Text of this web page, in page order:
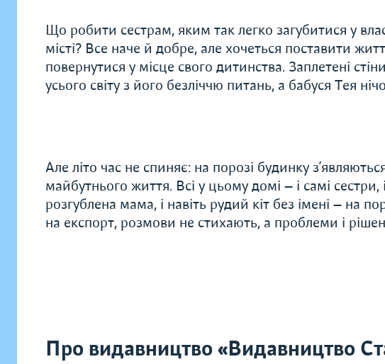
Що робити сестрам, яким так легко загубитися у
місті? Все наче й добре, але хочеться поставити
повернутися у місце свого дитинства. Заплетені
усього світу з його безліччю питань, а бабуся Тея
Але літо час не спиняє: на порозі будинку
майбутнього життя. Всі у цьому домі — і самі сестри,
розгублена мама, і навіть рудий кіт без імені — на
на експорт, розмови не стихають, а проблеми і
Про видавництво «Видавництво